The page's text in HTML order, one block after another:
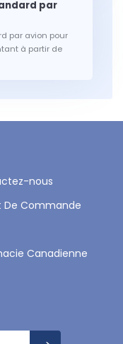
par avion pour
à partir de
nous
De Commande
Canadienne